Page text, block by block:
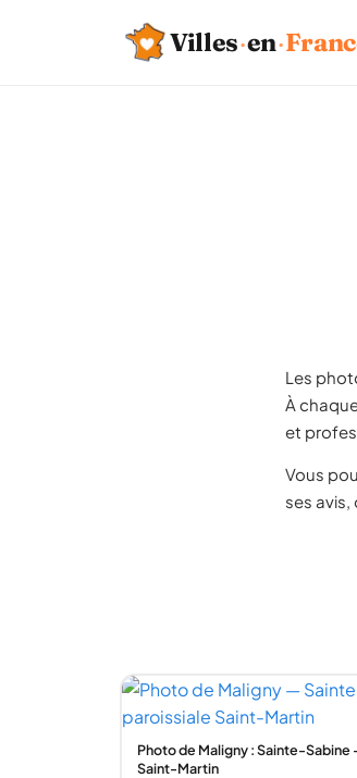
Villes·en·
Les
À
et
Vous
ses avis,
Photo de Maligny : Sainte-Sabine
Saint-Martin